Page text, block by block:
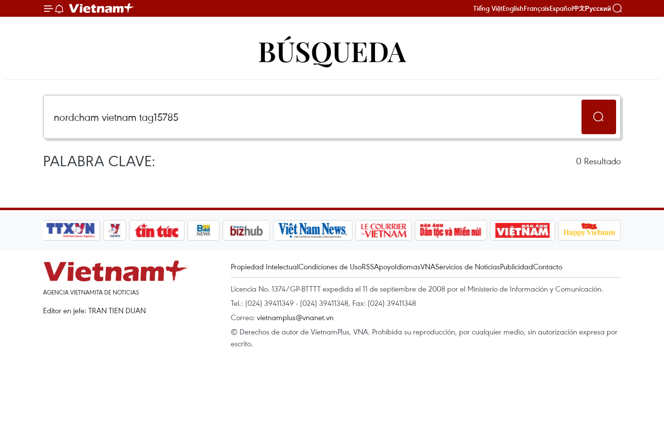
Tiếng ViệtEnglishFrançaisEspañol中文Русский
BÚSQUEDA
PALABRA CLAVE: 0 Resultado
AGENCIA VIETNAMITA DE NOTICIAS
Editor en jefe: TRAN TIEN DUAN
Propiedad IntelectualCondiciones de UsoRSSApoyoIdiomasVNAServicios de NoticiasPublicidadContacto
Licencia No. 1374/GP-BTTTT expedida el 11 de septiembre de 2008 por el Ministerio de Información y Comunicación.
Tel.: (024) 39411349 - (024) 39411348, Fax: (024) 39411348
Correo: vietnamplus@vnanet.vn
© Derechos de autor de VietnamPlus, VNA. Prohibida su reproducción, por cualquier medio, sin autorización expresa por
escrito.